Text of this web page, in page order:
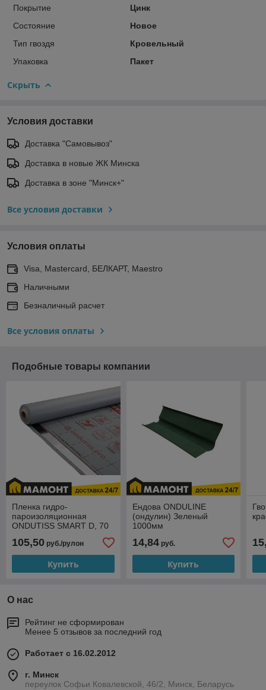
Покрытие
Цинк
Состояние
Новое
Тип гвоздя
Кровельный
Упаковка
Пакет
Скрыть
Условия доставки
Доставка "Самовывоз"
Доставка в новые ЖК Минска
Доставка в зоне "Минск+"
Все условия доставки
Условия оплаты
Visa, Mastercard, БЕЛКАРТ, Maestro
Наличными
Безналичный расчет
Все условия оплаты
Подобные товары компании
Пленка гидро-
пароизоляционная
ONDUTISS SMART D, 70
105,50 руб./рулон
Купить
Ендова ONDULINE
(ондулин) Зеленый
1000мм
14,84руб.
Купить
О нас
Рейтинг не сформирован
Менее 5 отзывов за последний год
Работает с 16.02.2012
г. Минск
переулок Софьи Ковалевской, 46/2, Минск, Беларусь